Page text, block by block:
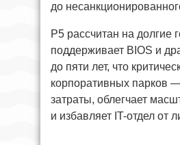
до
P5 рассчитан на долгие
поддерживает BIOS и
до пяти лет, что
корпоративных парков
затраты, облегчает
и избавляет IT-отдел от